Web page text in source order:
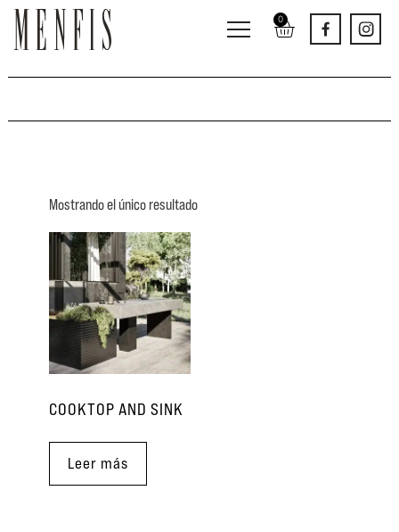
0
Mostrando el único resultado
COOKTOP AND SINK
Leer más